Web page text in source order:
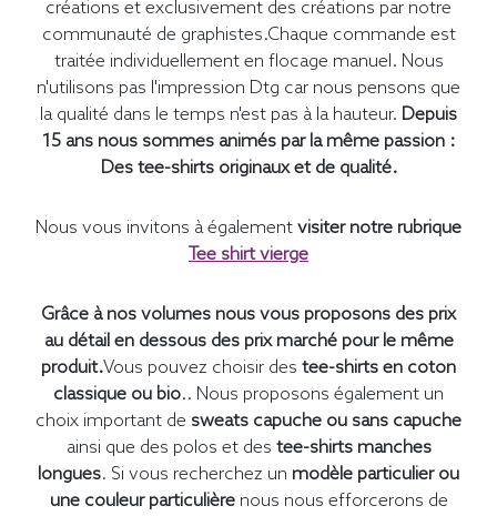
créations et exclusivement des créations par notre
communauté de graphistes.Chaque commande est
traitée individuellement en flocage manuel. Nous
n'utilisons pas l'impression Dtg car nous pensons que
la qualité dans le temps n'est pas à la hauteur. Depuis
15 ans nous sommes animés par la même passion :
Des tee-shirts originaux et de qualité.
Nous vous invitons à également visiter notre rubrique
Tee shirt vierge
Grâce à nos volumes nous vous proposons des prix
au détail en dessous des prix marché pour le même
produit.Vous pouvez choisir des tee-shirts en coton
classique ou bio.. Nous proposons également un
choix important de sweats capuche ou sans capuche
ainsi que des polos et des tee-shirts manches
longues. Si vous recherchez un modèle particulier ou
une couleur particulièrenous nous efforcerons de